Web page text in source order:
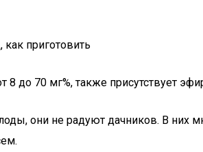
приготовить
до 70 мг%, также присутствует
они не радуют дачников. В них